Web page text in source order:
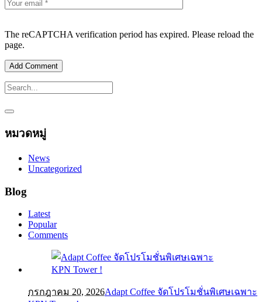
The reCAPTCHA verification period has expired. Please reload the
page.
หมวดหมู่
News
Uncategorized
Blog
Latest
Popular
Comments
กรกฎาคม 20, 2026Adapt Coffee จัดโปรโมชั่นพิเศษเฉพาะ